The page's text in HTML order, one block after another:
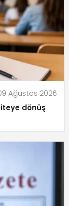
Ağustos 2026
dönüş